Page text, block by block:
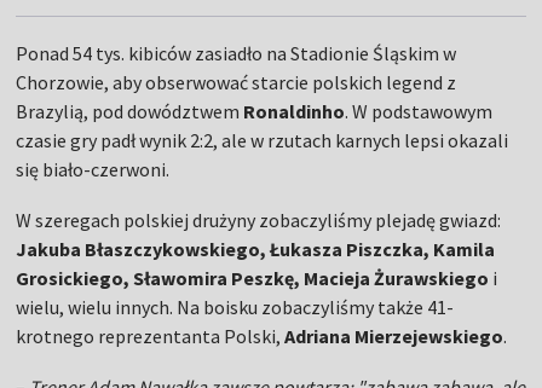
Ponad 54 tys. kibiców zasiadło na Stadionie Śląskim w
Chorzowie, aby obserwować starcie polskich legend z
Brazylią, pod dowództwem Ronaldinho. W podstawowym
czasie gry padł wynik 2:2, ale w rzutach karnych lepsi okazali
się biało-czerwoni.
W szeregach polskiej drużyny zobaczyliśmy plejadę gwiazd:
Jakuba Błaszczykowskiego, Łukasza Piszczka, Kamila
Grosickiego, Sławomira Peszkę, Macieja Żurawskiego i
wielu, wielu innych. Na boisku zobaczyliśmy także 41-
krotnego reprezentanta Polski,Adriana Mierzejewskiego.